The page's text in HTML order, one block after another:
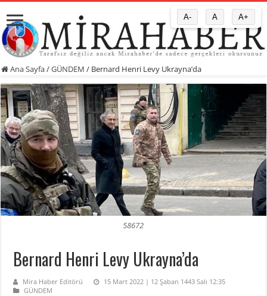
Ana Sayfa/GÜNDEM / Bernard Henri Levy Ukrayna’da
58672
Bernard Henri Levy Ukrayna’da
Mira Haber Editörü
15 Mart 2022 | 12 Şaban 1443 Salı 12:35
GÜNDEM
A- A A+